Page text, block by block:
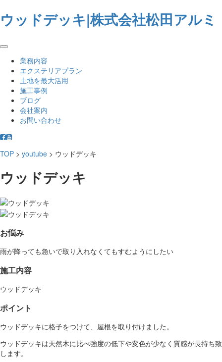
ウッドデッキ|株式会社松田アルミ
業務内容
エクステリアプラン
土地を最大活用
施工事例
ブログ
会社案内
お問い合わせ
TOP > youtube > ウッドデッキ
ウッドデッキ
お悩み
雨が降っても急いで取り入れなくてもすむようにしたい
施工内容
ウッドデッキ
ポイント
ウッドデッキに格子をつけて、屋根を取り付けました。
ウッドデッキは天然木に比べ強度の低下や変色が少なく質感が長持ち致
します。